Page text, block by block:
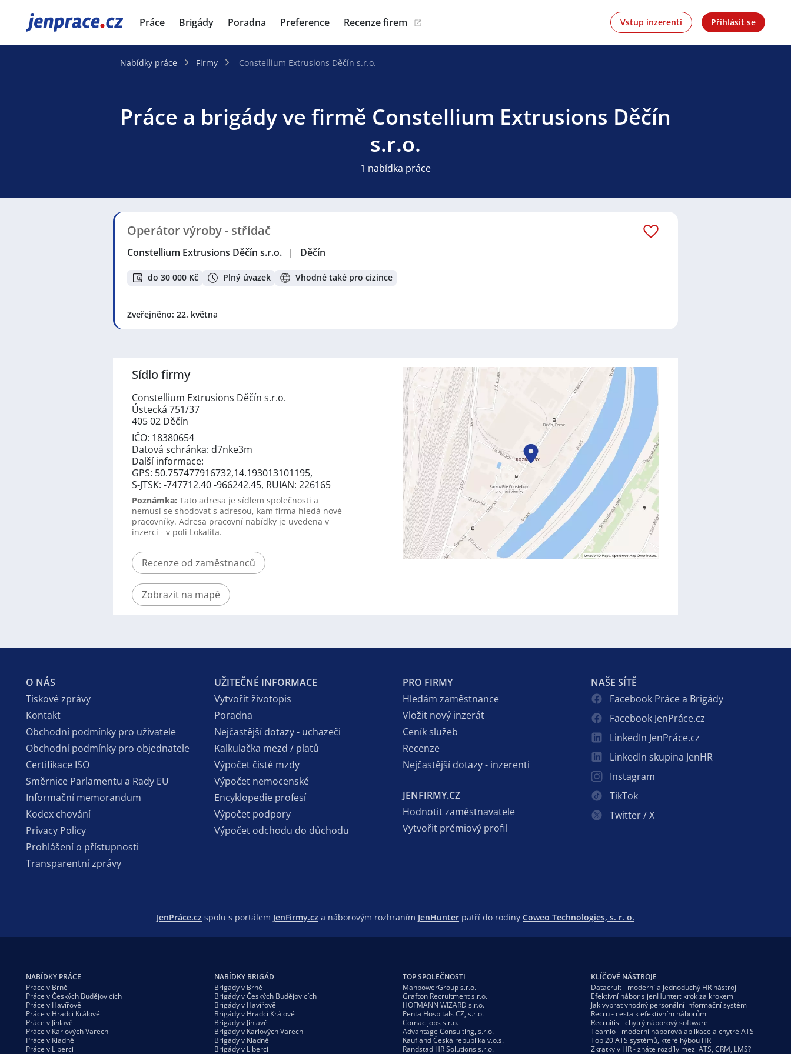
JenPráce.cz Práce Brigády Poradna Preference Recenze firem Vstup inzerenti Přihlásit se
Nabídky práce Firmy Constellium Extrusions Děčín s.r.o.
Práce a brigády ve firmě Constellium Extrusions Děčín
s.r.o.
1 nabídka práce
Operátor výroby - střídač
Constellium Extrusions Děčín s.r.o. | Děčín
do 30 000 Kč Plný úvazek Vhodné také pro cizince
Zveřejněno: 22. května
Sídlo firmy
Constellium Extrusions Děčín s.r.o.
Ústecká 751/37
405 02 Děčín
IČO: 18380654
Datová schránka: d7nke3m
Další informace:
GPS: 50.757477916732,14.193013101195,
S-JTSK: -747712.40 -966242.45, RUIAN: 226165
Poznámka: Tato adresa je sídlem společnosti a
nemusí se shodovat s adresou, kam firma hledá nové
pracovníky. Adresa pracovní nabídky je uvedena v
inzerci - v poli Lokalita.
Recenze od zaměstnanců
Zobrazit na mapě
O NÁS
Tiskové zprávy
Kontakt
Obchodní podmínky pro uživatele
Obchodní podmínky pro objednatele
Certifikace ISO
Směrnice Parlamentu a Rady EU
Informační memorandum
Kodex chování
Privacy Policy
Prohlášení o přístupnosti
Transparentní zprávy
UŽITEČNÉ INFORMACE
Vytvořit životopis
Poradna
Nejčastější dotazy - uchazeči
Kalkulačka mezd / platů
Výpočet čisté mzdy
Výpočet nemocenské
Encyklopedie profesí
Výpočet podpory
Výpočet odchodu do důchodu
PRO FIRMY
Hledám zaměstnance
Vložit nový inzerát
Ceník služeb
Recenze
Nejčastější dotazy - inzerenti
JENFIRMY.CZ
Hodnotit zaměstnavatele
Vytvořit prémiový profil
NAŠE SÍTĚ
Facebook Práce a Brigády
Facebook JenPráce.cz
LinkedIn JenPráce.cz
LinkedIn skupina JenHR
Instagram
TikTok
Twitter / X
JenPráce.cz spolu s portálem JenFirmy.cz a náborovým rozhraním JenHunter patří do rodiny Coweo Technologies, s. r. o.
NABÍDKY PRÁCE
Práce v Brně
Práce v Českých Budějovicích
Práce v Havířově
Práce v Hradci Králové
Práce v Jihlavě
Práce v Karlových Varech
Práce v Kladně
Práce v Liberci
NABÍDKY BRIGÁD
Brigády v Brně
Brigády v Českých Budějovicích
Brigády v Havířově
Brigády v Hradci Králové
Brigády v Jihlavě
Brigády v Karlových Varech
Brigády v Kladně
Brigády v Liberci
TOP SPOLEČNOSTI
ManpowerGroup s.r.o.
Grafton Recruitment s.r.o.
HOFMANN WIZARD s.r.o.
Penta Hospitals CZ, s.r.o.
Comac jobs s.r.o.
Advantage Consulting, s.r.o.
Kaufland Česká republika v.o.s.
Randstad HR Solutions s.r.o.
KLÍČOVÉ NÁSTROJE
Datacruit - moderní a jednoduchý HR nástroj
Efektivní nábor s jenHunter: krok za krokem
Jak vybrat vhodný personální informační systém
Recru - cesta k efektivním náborům
Recruitis - chytrý náborový software
Teamio - moderní náborová aplikace a chytré ATS
Top 20 ATS systémů, které hýbou HR
Zkratky v HR - znáte rozdíly mezi ATS, CRM, LMS?